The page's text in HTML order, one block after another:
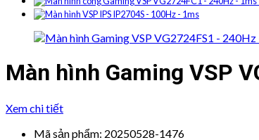
Màn hình Gaming VSP
Xem chi tiết
Mã sản phẩm: 20250528-1476